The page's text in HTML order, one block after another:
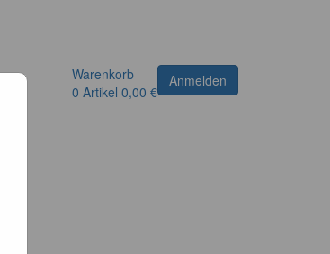
Warenkorb
0 Artikel 0,00 €
Anmelden